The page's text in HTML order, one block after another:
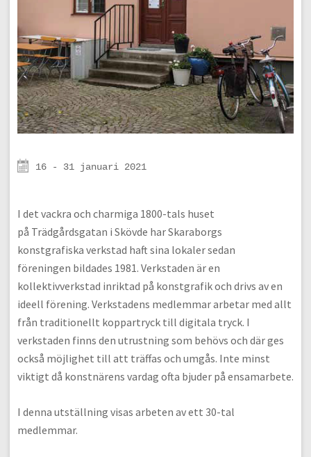
16 - 31 januari 2021
I det vackra och charmiga 1800-tals huset
på Trädgårdsgatan i Skövde har Skaraborgs
konstgrafiska verkstad haft sina lokaler sedan
föreningen bildades 1981. Verkstaden är en
kollektivverkstad inriktad på konstgrafik och drivs av en
ideell förening. Verkstadens medlemmar arbetar med allt
från traditionellt koppartryck till digitala tryck. I
verkstaden finns den utrustning som behövs och där ges
också möjlighet till att träffas och umgås. Inte minst
viktigt då konstnärens vardag ofta bjuder på ensamarbete.
I denna utställning visas arbeten av ett 30-tal
medlemmar.